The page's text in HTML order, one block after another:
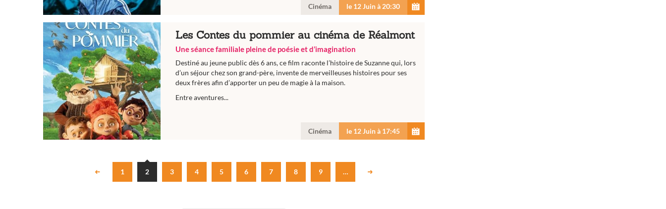
Cinéma le 12 Juin à 20:30
Les Contes du pommier au cinéma de Réalmont
Une séance familiale pleine de poésie et d’imagination
Destiné au jeune public dès 6 ans, ce film raconte l’histoire de Suzanne qui, lors
d’un séjour chez son grand-père, invente de merveilleuses histoires pour ses
deux frères afin d’apporter un peu de magie à la maison.
Entre aventures...
Cinéma le 12 Juin à 17:45
1 2 3 4 5 6 7 8 9 …